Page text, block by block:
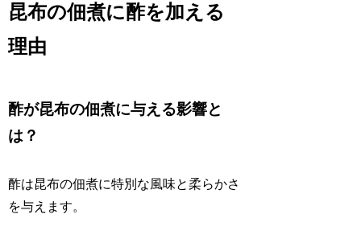
昆布の佃煮に酢を加える
理由
酢が昆布の佃煮に与える影響と
は？
酢は昆布の佃煮に特別な風味と柔らかさ
を与えます。